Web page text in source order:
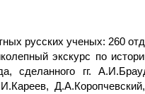
русских ученых: 260
экскурс по
сделанного гг.